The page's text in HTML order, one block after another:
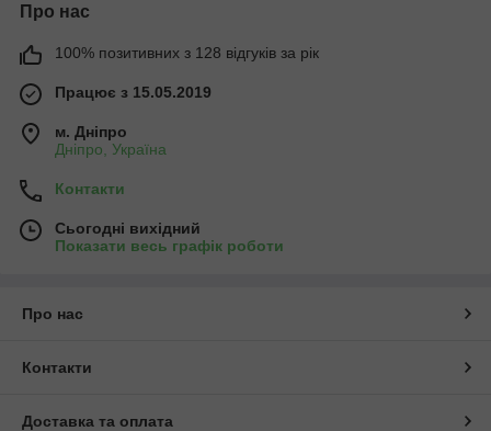
Про нас
100% позитивних з 128 відгуків за рік
Працює з 15.05.2019
м. Дніпро
Дніпро, Україна
Контакти
Сьогодні вихідний
Показати весь графік роботи
Про нас
Контакти
Доставка та оплата